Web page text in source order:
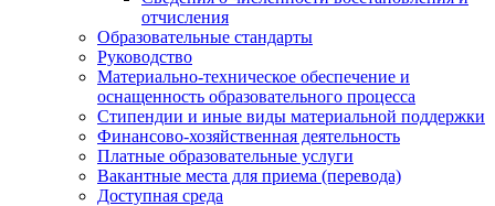
отчисления
Образовательные стандарты
Руководство
Материально-техническое обеспечение и
оснащенность образовательного процесса
Стипендии и иные виды материальной поддержки
Финансово-хозяйственная деятельность
Платные образовательные услуги
Вакантные места для приема (перевода)
Доступная среда